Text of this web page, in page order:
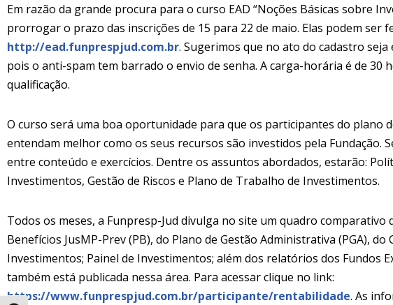
Em razão da grande procura para o curso EAD “Noções Básicas sobre
prorrogar o prazo das inscrições de 15 para 22 de maio. Elas podem ser
http://ead.funprespjud.com.br. Sugerimos que no ato do cadastro
pois o anti-spam tem barrado o envio de senha. A carga-horária é de 30
qualificação.
O curso será uma boa oportunidade para que os participantes do plano
entendam melhor como os seus recursos são investidos pela Fundação.
entre conteúdo e exercícios. Dentre os assuntos abordados, estarão:
Investimentos, Gestão de Riscos e Plano de Trabalho de Investimentos.
Todos os meses, a Funpresp-Jud divulga no site um quadro comparativo
Benefícios JusMP-Prev (PB), do Plano de Gestão Administrativa (PGA),
Investimentos; Painel de Investimentos; além dos relatórios dos Fundos
também está publicada nessa área. Para acessar clique no link:
https://www.funprespjud.com.br/participante/rentabilidade. As